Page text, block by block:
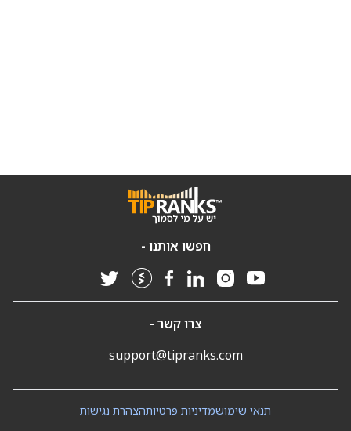
חפשו אותנו -
צרו קשר -
support@tipranks.com
הצהרת נגישותמדיניות פרטיותתנאי שימוש